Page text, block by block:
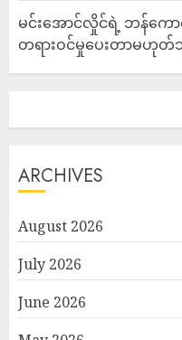
မင်းအောင်လှိုင်ရဲ့ ဘန်ကေ
တရားဝင်မှုပေးတာမဟုတ်
ARCHIVES
August 2026
July 2026
June 2026